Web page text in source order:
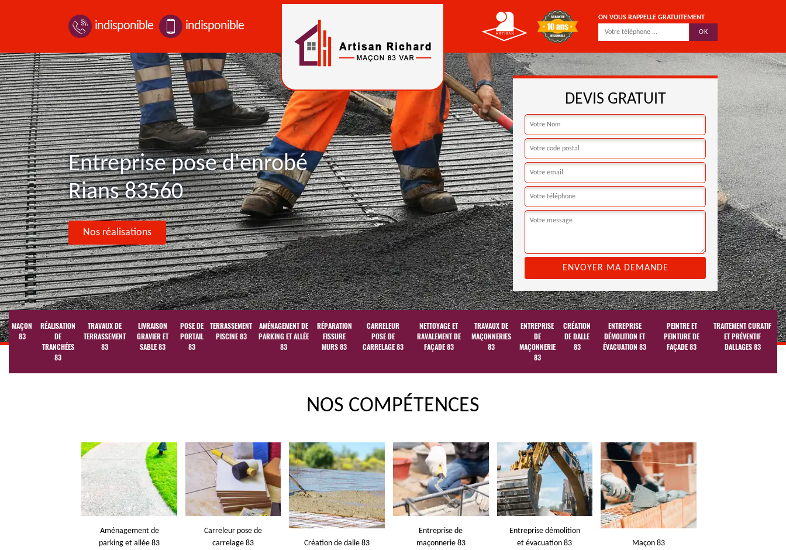
indisponible indisponible
ON VOUS RAPPELLE GRATUITEMENT
Entreprise pose d'enrobé
Rians 83560
Nos réalisations
DEVIS GRATUIT
MAÇON
83
RÉALISATION
DE
TRANCHÉES
83
TRAVAUX DE
TERRASSEMENT
83
LIVRAISON
GRAVIER ET
SABLE 83
POSE DE
PORTAIL
83
TERRASSEMENT
PISCINE 83
AMÉNAGEMENT DE
PARKING ET ALLÉE
83
RÉPARATION
FISSURE
MURS 83
CARRELEUR
POSE DE
CARRELAGE 83
NETTOYAGE ET
RAVALEMENT DE
FAÇADE 83
TRAVAUX DE
MAÇONNERIES
83
ENTREPRISE
DE
MAÇONNERIE
83
CRÉATION
DE DALLE
83
ENTREPRISE
DÉMOLITION ET
ÉVACUATION 83
PEINTRE ET
PEINTURE DE
FAÇADE 83
TRAITEMENT CURATIF
ET PRÉVENTIF
DALLAGES 83
NOS COMPÉTENCES
Aménagement de
parking et allée 83
Carreleur pose de
carrelage 83
Création de dalle 83
Entreprise de
maçonnerie 83
Entreprise démolition
et évacuation 83
Maçon 83